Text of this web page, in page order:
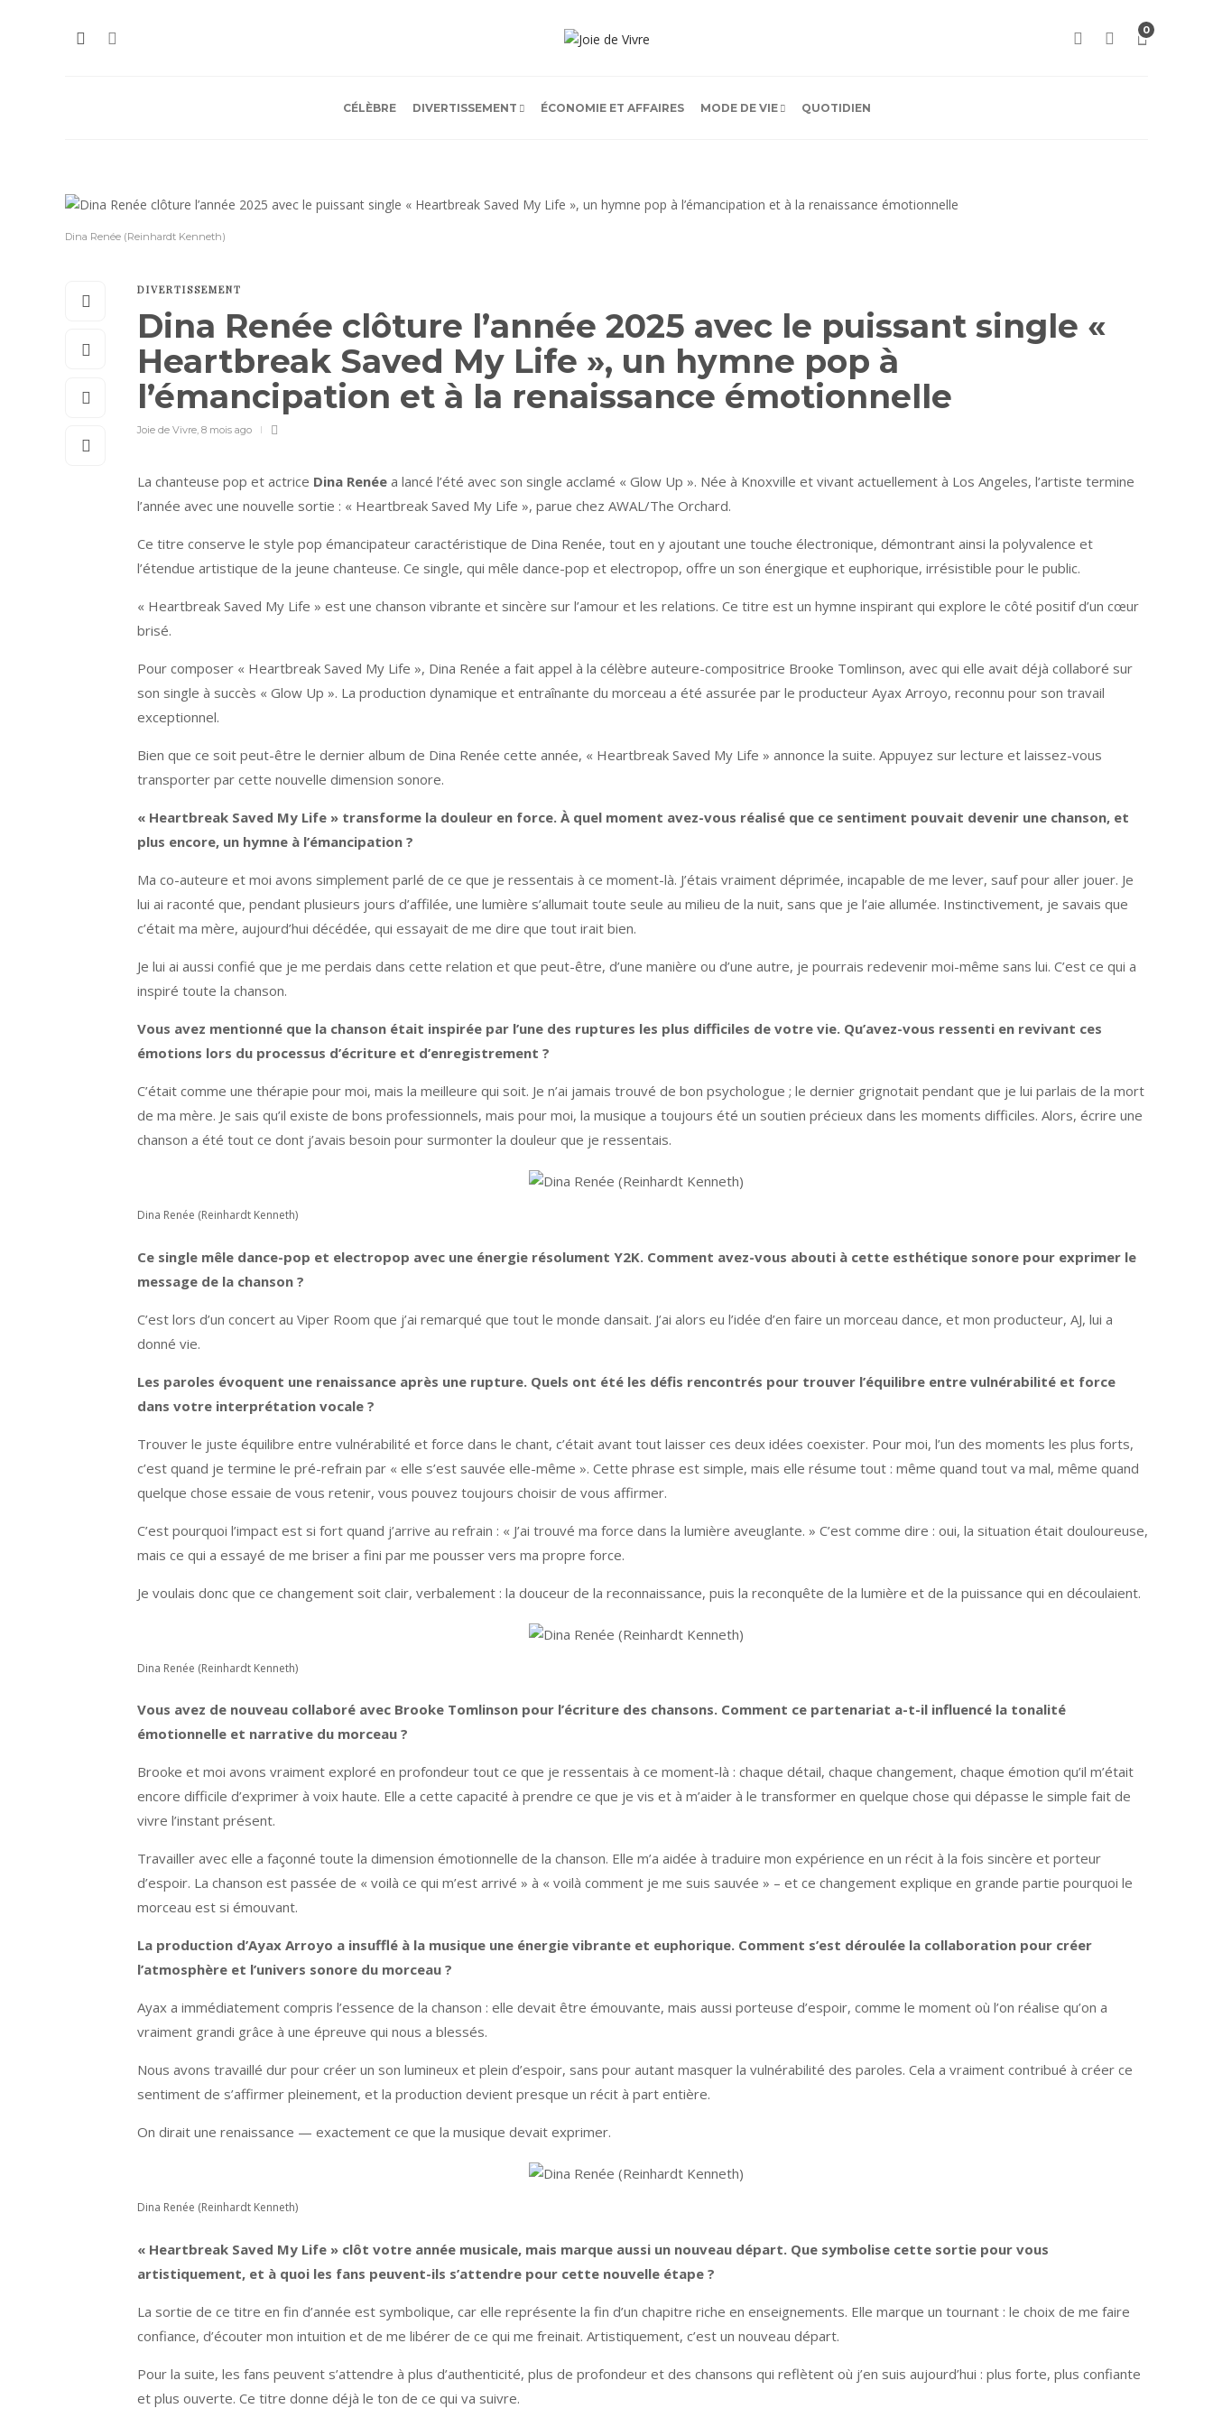
0
CÉLÈBRE DIVERTISSEMENT ÉCONOMIE ET AFFAIRES MODE DE VIE QUOTIDIEN
Dina Renée (Reinhardt Kenneth)
DIVERTISSEMENT
Dina Renée clôture l’année 2025 avec le puissant single «
Heartbreak Saved My Life », un hymne pop à
l’émancipation et à la renaissance émotionnelle
Joie de Vivre, 8 mois ago
La chanteuse pop et actrice Dina Renée a lancé l’été avec son single acclamé « Glow Up ». Née à Knoxville et vivant actuellement à Los Angeles, l’artiste termine
l’année avec une nouvelle sortie : « Heartbreak Saved My Life », parue chez AWAL/The Orchard.
Ce titre conserve le style pop émancipateur caractéristique de Dina Renée, tout en y ajoutant une touche électronique, démontrant ainsi la polyvalence et
l’étendue artistique de la jeune chanteuse. Ce single, qui mêle dance-pop et electropop, offre un son énergique et euphorique, irrésistible pour le public.
« Heartbreak Saved My Life » est une chanson vibrante et sincère sur l’amour et les relations. Ce titre est un hymne inspirant qui explore le côté positif d’un cœur
brisé.
Pour composer « Heartbreak Saved My Life », Dina Renée a fait appel à la célèbre auteure-compositrice Brooke Tomlinson, avec qui elle avait déjà collaboré sur
son single à succès « Glow Up ». La production dynamique et entraînante du morceau a été assurée par le producteur Ayax Arroyo, reconnu pour son travail
exceptionnel.
Bien que ce soit peut-être le dernier album de Dina Renée cette année, « Heartbreak Saved My Life » annonce la suite. Appuyez sur lecture et laissez-vous
transporter par cette nouvelle dimension sonore.
« Heartbreak Saved My Life » transforme la douleur en force. À quel moment avez-vous réalisé que ce sentiment pouvait devenir une chanson, et
plus encore, un hymne à l’émancipation ?
Ma co-auteure et moi avons simplement parlé de ce que je ressentais à ce moment-là. J’étais vraiment déprimée, incapable de me lever, sauf pour aller jouer. Je
lui ai raconté que, pendant plusieurs jours d’affilée, une lumière s’allumait toute seule au milieu de la nuit, sans que je l’aie allumée. Instinctivement, je savais que
c’était ma mère, aujourd’hui décédée, qui essayait de me dire que tout irait bien.
Je lui ai aussi confié que je me perdais dans cette relation et que peut-être, d’une manière ou d’une autre, je pourrais redevenir moi-même sans lui. C’est ce qui a
inspiré toute la chanson.
Vous avez mentionné que la chanson était inspirée par l’une des ruptures les plus difficiles de votre vie. Qu’avez-vous ressenti en revivant ces
émotions lors du processus d’écriture et d’enregistrement ?
C’était comme une thérapie pour moi, mais la meilleure qui soit. Je n’ai jamais trouvé de bon psychologue ; le dernier grignotait pendant que je lui parlais de la mort
de ma mère. Je sais qu’il existe de bons professionnels, mais pour moi, la musique a toujours été un soutien précieux dans les moments difficiles. Alors, écrire une
chanson a été tout ce dont j’avais besoin pour surmonter la douleur que je ressentais.
Dina Renée (Reinhardt Kenneth)
Ce single mêle dance-pop et electropop avec une énergie résolument Y2K. Comment avez-vous abouti à cette esthétique sonore pour exprimer le
message de la chanson ?
C’est lors d’un concert au Viper Room que j’ai remarqué que tout le monde dansait. J’ai alors eu l’idée d’en faire un morceau dance, et mon producteur, AJ, lui a
donné vie.
Les paroles évoquent une renaissance après une rupture. Quels ont été les défis rencontrés pour trouver l’équilibre entre vulnérabilité et force
dans votre interprétation vocale ?
Trouver le juste équilibre entre vulnérabilité et force dans le chant, c’était avant tout laisser ces deux idées coexister. Pour moi, l’un des moments les plus forts,
c’est quand je termine le pré-refrain par « elle s’est sauvée elle-même ». Cette phrase est simple, mais elle résume tout : même quand tout va mal, même quand
quelque chose essaie de vous retenir, vous pouvez toujours choisir de vous affirmer.
C’est pourquoi l’impact est si fort quand j’arrive au refrain : « J’ai trouvé ma force dans la lumière aveuglante. » C’est comme dire : oui, la situation était douloureuse,
mais ce qui a essayé de me briser a fini par me pousser vers ma propre force.
Je voulais donc que ce changement soit clair, verbalement : la douceur de la reconnaissance, puis la reconquête de la lumière et de la puissance qui en découlaient.
Dina Renée (Reinhardt Kenneth)
Vous avez de nouveau collaboré avec Brooke Tomlinson pour l’écriture des chansons. Comment ce partenariat a-t-il influencé la tonalité
émotionnelle et narrative du morceau ?
Brooke et moi avons vraiment exploré en profondeur tout ce que je ressentais à ce moment-là : chaque détail, chaque changement, chaque émotion qu’il m’était
encore difficile d’exprimer à voix haute. Elle a cette capacité à prendre ce que je vis et à m’aider à le transformer en quelque chose qui dépasse le simple fait de
vivre l’instant présent.
Travailler avec elle a façonné toute la dimension émotionnelle de la chanson. Elle m’a aidée à traduire mon expérience en un récit à la fois sincère et porteur
d’espoir. La chanson est passée de « voilà ce qui m’est arrivé » à « voilà comment je me suis sauvée » – et ce changement explique en grande partie pourquoi le
morceau est si émouvant.
La production d’Ayax Arroyo a insufflé à la musique une énergie vibrante et euphorique. Comment s’est déroulée la collaboration pour créer
l’atmosphère et l’univers sonore du morceau ?
Ayax a immédiatement compris l’essence de la chanson : elle devait être émouvante, mais aussi porteuse d’espoir, comme le moment où l’on réalise qu’on a
vraiment grandi grâce à une épreuve qui nous a blessés.
Nous avons travaillé dur pour créer un son lumineux et plein d’espoir, sans pour autant masquer la vulnérabilité des paroles. Cela a vraiment contribué à créer ce
sentiment de s’affirmer pleinement, et la production devient presque un récit à part entière.
On dirait une renaissance — exactement ce que la musique devait exprimer.
Dina Renée (Reinhardt Kenneth)
« Heartbreak Saved My Life » clôt votre année musicale, mais marque aussi un nouveau départ. Que symbolise cette sortie pour vous
artistiquement, et à quoi les fans peuvent-ils s’attendre pour cette nouvelle étape ?
La sortie de ce titre en fin d’année est symbolique, car elle représente la fin d’un chapitre riche en enseignements. Elle marque un tournant : le choix de me faire
confiance, d’écouter mon intuition et de me libérer de ce qui me freinait. Artistiquement, c’est un nouveau départ.
Pour la suite, les fans peuvent s’attendre à plus d’authenticité, plus de profondeur et des chansons qui reflètent où j’en suis aujourd’hui : plus forte, plus confiante
et plus ouverte. Ce titre donne déjà le ton de ce qui va suivre.